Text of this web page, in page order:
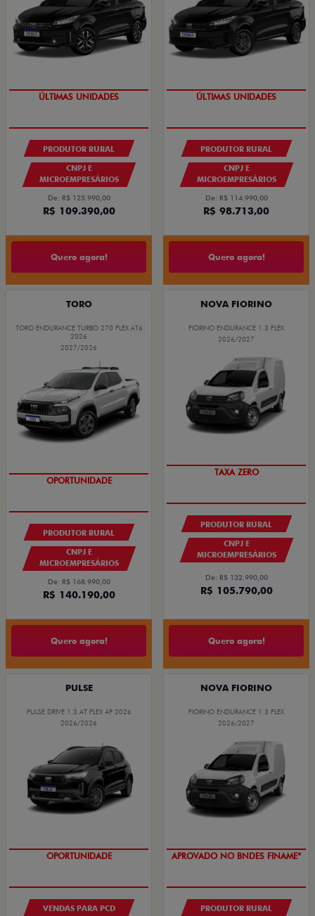
GRANDE CHANCE FIAT
PRODUTOR RURAL
CNPJ E
MICROEMPRESÁRIOS
De: R$ 125.990,00
R$ 109.390,00
Quero agora!
GRANDE CHANCE FIAT
PRODUTOR RURAL
CNPJ E
MICROEMPRESÁRIOS
De: R$ 114.990,00
R$ 98.713,00
Quero agora!
TORO
TORO ENDURANCE TURBO 270 FLEX AT6
2026
2027/2026
GRANDE CHANCE FIAT
PRODUTOR RURAL
CNPJ E
MICROEMPRESÁRIOS
De: R$ 168.990,00
R$ 140.190,00
Quero agora!
NOVA FIORINO
FIORINO ENDURANCE 1.3 FLEX
2026/2027
TAXA ZERO
PRODUTOR RURAL
CNPJ E
MICROEMPRESÁRIOS
De: R$ 132.990,00
R$ 105.790,00
Quero agora!
PULSE
PULSE DRIVE 1.3 AT FLEX 4P 2026
2026/2026
OPORTUNIDADE
VENDAS PARA PCD
NOVA FIORINO
FIORINO ENDURANCE 1.3 FLEX
2026/2027
APROVADO NO BNDES FINAME*
PRODUTOR RURAL